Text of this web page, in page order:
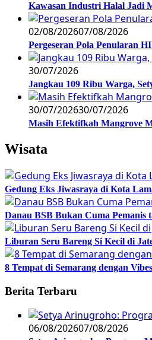
Kawasan Industri Halal Jadi
02/08/202607/08/2026
Pergeseran Pola Penularan
30/07/2026
Jangkau 109 Ribu Warga,
30/07/202630/07/2026
Masih Efektifkah Mangrove
Wisata
Gedung Eks Jiwasraya di Kota
Danau BSB Bukan Cuma Pemanis
Liburan Seru Bareng Si Kecil di
8 Tempat di Semarang dengan
Berita Terbaru
06/08/202607/08/2026